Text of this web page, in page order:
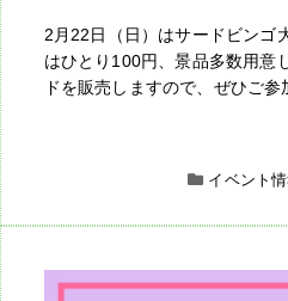
2月22日（日）はサードビンゴ
はひとり100円、景品多数用意
ドを販売しますので、ぜひご
イベント